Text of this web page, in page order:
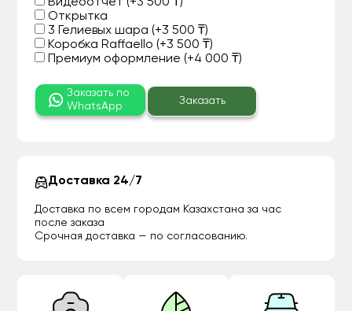
Открытка
3 Гелиевых шара (+3 500 ₸)
Коробка Raffaello (+3 500 ₸)
Премиум оформление (+4 000 ₸)
Заказать по
WhatsApp
Заказать
Доставка 24/7
Доставка по всем городам Казахстана за час
после заказа
Срочная доставка — по согласованию.